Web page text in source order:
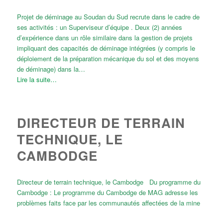
Projet de déminage au Soudan du Sud recrute dans le cadre de
ses activités : un Superviseur d’équipe . Deux (2) années
d’expérience dans un rôle similaire dans la gestion de projets
impliquant des capacités de déminage intégrées (y compris le
déploiement de la préparation mécanique du sol et des moyens
de déminage) dans la…
Lire la suite…
DIRECTEUR DE TERRAIN
TECHNIQUE, LE
CAMBODGE
Directeur de terrain technique, le Cambodge Du programme du
Cambodge : Le programme du Cambodge de MAG adresse les
problèmes faits face par les communautés affectées de la mine